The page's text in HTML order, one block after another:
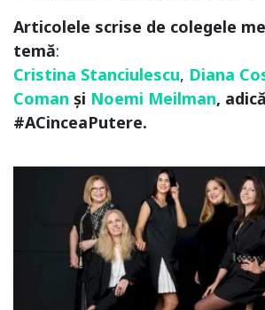
Articolele scrise de colegele
temă:
Cristina Stanciulescu, Diana
Coman și Noemi Meilman, adică
#ACinceaPutere.